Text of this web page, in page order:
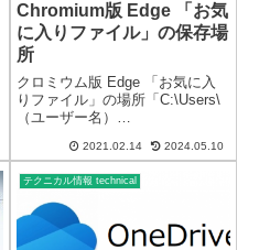
Chromium版 Edge 「お気
に入りファイル」の保存場
所
クロミウム版 Edge 「お気に入
りファイル」の場所「C:\Users\
（ユーザー名）
User Data\Default」または、
t...
2021.02.14 2024.05.10
テクニカル情報 technical